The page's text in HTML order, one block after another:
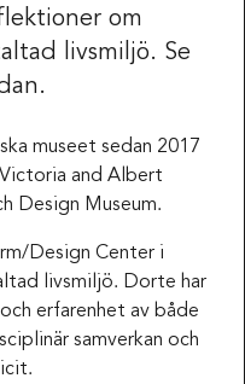
om
livsmiljö. Se
museet sedan 2017
and Albert
Design Museum.
Design Center i
livsmiljö. Dorte har
erfarenhet av både
samverkan och